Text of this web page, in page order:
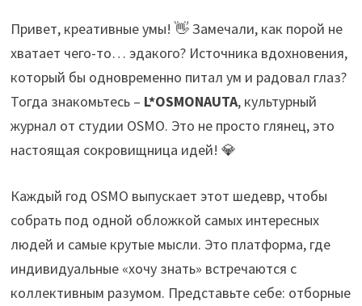
Привет, креативные умы! 👋 Замечали, как порой не
хватает чего-то… эдакого? Источника вдохновения,
который бы одновременно питал ум и радовал глаз?
Тогда знакомьтесь – L*OSMONAUTA, культурный
журнал от студии OSMO. Это не просто глянец, это
настоящая сокровищница идей! 💎
Каждый год OSMO выпускает этот шедевр, чтобы
собрать под одной обложкой самых интересных
людей и самые крутые мысли. Это платформа, где
индивидуальные «хочу знать» встречаются с
коллективным разумом. Представьте себе: отборные